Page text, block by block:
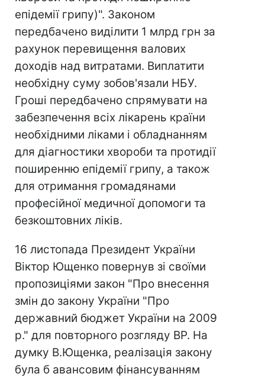
епідемії грипу)". Законом
передбачено виділити 1 млрд грн за
рахунок перевищення валових
доходів над витратами. Виплатити
необхідну суму зобов'язали НБУ.
Гроші передбачено спрямувати на
забезпечення всіх лікарень країни
необхідними ліками і обладнанням
для діагностики хвороби та протидії
поширенню епідемії грипу, а також
для отримання громадянами
професійної медичної допомоги та
безкоштовних ліків.
16 листопада Президент України
Віктор Ющенко повернув зі своїми
пропозиціями закон "Про внесення
змін до закону України "Про
державний бюджет України на 2009
р." для повторного розгляду ВР. На
думку В.Ющенка, реалізація закону
була б авансовим фінансуванням